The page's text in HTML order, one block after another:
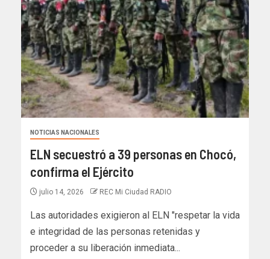
NOTICIAS NACIONALES
ELN secuestró a 39 personas en Chocó,
confirma el Ejército
julio 14, 2026 REC Mi Ciudad RADIO
Las autoridades exigieron al ELN "respetar la vida
e integridad de las personas retenidas y
proceder a su liberación inmediata...